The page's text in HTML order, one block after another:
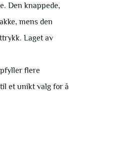
Den knappede,
mens den
Laget av
flere
et unikt valg for å